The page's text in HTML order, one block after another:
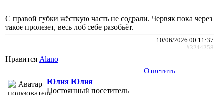
С правой губки жёсткую часть не содрали. Червяк пока через
такое пролезет, весь лоб себе разобьёт.
10/06/2026 00:11:37
#3244258
Нравится Alano
Ответить
Юлия Юлия
Постоянный посетитель